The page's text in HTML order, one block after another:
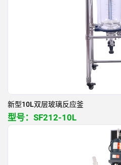
新型10L双层玻璃反应釜
型号： SF212-10L